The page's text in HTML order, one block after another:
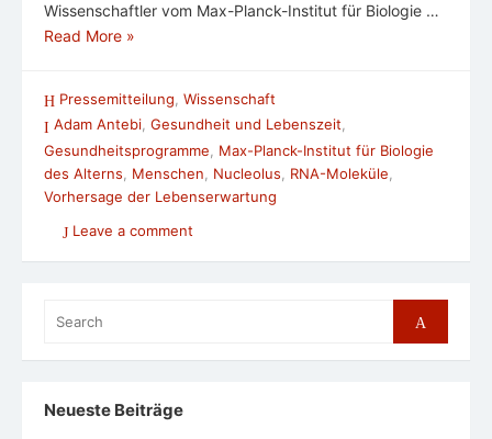
Wissenschaftler vom Max-Planck-Institut für Biologie …
Read More »
Pressemitteilung Wissenschaft
Adam Antebi, Gesundheit und Lebenszeit,
Gesundheitsprogramme
Max-Planck-Institut für Biologie
des Alterns
Menschen Nucleolus RNA-Moleküle
Vorhersage der Lebenserwartung
Leave a comment
for:
Search
Neueste Beiträge